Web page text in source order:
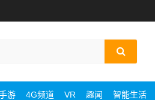
游 4G频道 VR 趣闻 智能生活